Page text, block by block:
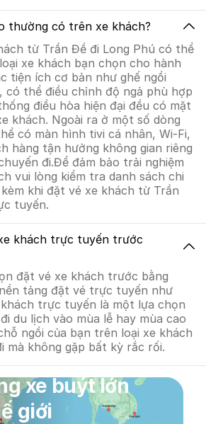
thường có trên xe khách?
từ Trần Đề đi Long Phú có thể
xe khách bạn chọn cho hành
tiện ích cơ bản như ghế ngồi
có thể điều chỉnh độ ngả phù hợp
điều hòa hiện đại đều có mặt
khách. Ngoài ra ở một số dòng
có màn hình tivi cá nhân, Wi-Fi,
hàng tận hưởng không gian riêng
đi.Để đảm bảo trải nghiệm
vui lòng kiểm tra danh sách chi
khi đặt vé xe khách từ Trần
tuyến.
khách trực tuyến trước
đặt vé xe khách trước bằng
tảng đặt vé trực tuyến như
trực tuyến là một lựa chọn
du lịch vào mùa lễ hay mùa cao
ngồi của bạn trên loại xe khách
mà không gặp bất kỳ rắc rối.
xe buýt lớn
giới